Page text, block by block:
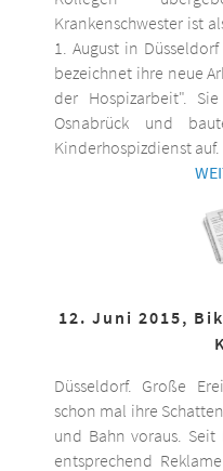
Krankenschwester ist
1. August in
bezeichnet ihre neue
der Hospizarbeit".
Osnabrück und
Kinderhospizdienst auf.
12. Juni 2015,
Düsseldorf. Große
schon mal ihre
und Bahn voraus.
entsprechend